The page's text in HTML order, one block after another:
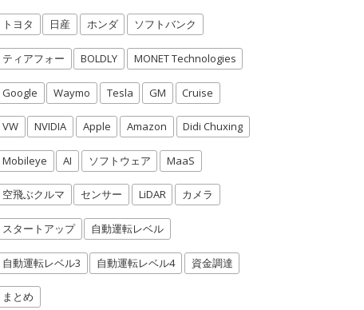
トヨタ 日産 ホンダ ソフトバンク
ティアフォー BOLDLY MONET Technologies
Google Waymo Tesla GM Cruise
VW NVIDIA Apple Amazon Didi Chuxing
Mobileye AI ソフトウェア MaaS
空飛ぶクルマ センサー LiDAR カメラ
スタートアップ 自動運転レベル
自動運転レベル3 自動運転レベル4 資金調達
まとめ